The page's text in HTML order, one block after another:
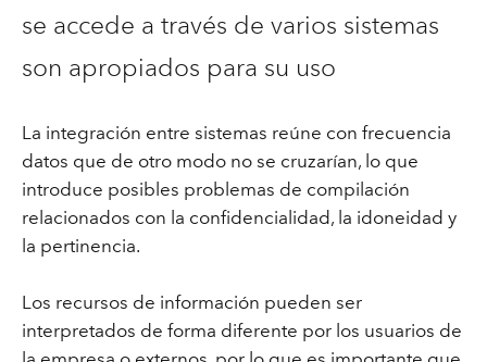
se accede a través de varios sistemas
son apropiados para su uso
La integración entre sistemas reúne con frecuencia
datos que de otro modo no se cruzarían, lo que
introduce posibles problemas de compilación
relacionados con la confidencialidad, la idoneidad y
la pertinencia.
Los recursos de información pueden ser
interpretados de forma diferente por los usuarios de